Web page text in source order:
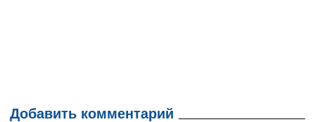
Добавить комментарий